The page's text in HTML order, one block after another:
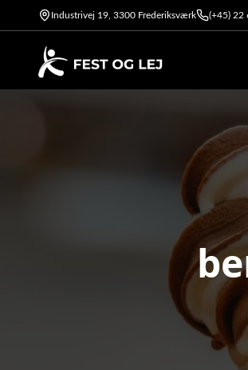
Industrivej 19, 3300 Frederiksværk (+45) 22